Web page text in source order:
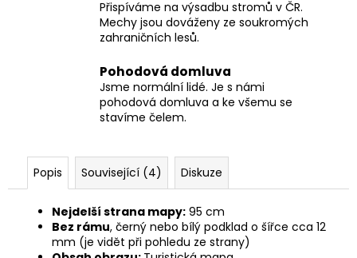
Přispíváme na výsadbu stromů v ČR.
Mechy jsou dováženy ze soukromých
zahraničních lesů.
Pohodová domluva
Jsme normální lidé. Je s námi
pohodová domluva a ke všemu se
stavíme čelem.
Popis Související (4) Diskuze
Nejdelší strana mapy: 95 cm
Bez rámu, černý nebo bílý podklad o šířce cca 12
mm (je vidět při pohledu ze strany)